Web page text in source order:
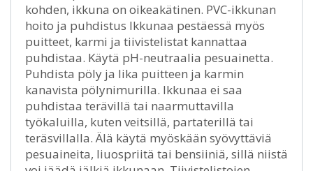
kohden, ikkuna on oikeakätinen. PVC-ikkunan
hoito ja puhdistus Ikkunaa pestäessä myös
puitteet, karmi ja tiivistelistat kannattaa
puhdistaa. Käytä pH-neutraalia pesuainetta.
Puhdista pöly ja lika puitteen ja karmin
kanavista pölynimurilla. Ikkunaa ei saa
puhdistaa terävillä tai naarmuttavilla
työkaluilla, kuten veitsillä, partaterillä tai
teräsvillalla. Älä käytä myöskään syövyttäviä
pesuaineita, liuospriitä tai bensiiniä, sillä niistä